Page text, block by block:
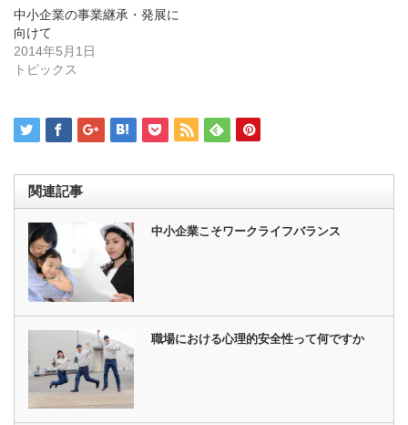
ド
ウ
で
開
き
ま
さ
い
し
い
ウ
で
開
す)
中小企業の事業継承・発展に
向けて
2014年5月1日
トピックス
関連記事
中小企業こそワークライフバランス
職場における心理的安全性って何ですか